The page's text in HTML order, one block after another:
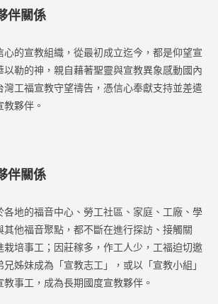
伴關係
心的宣教組織，從最初成立迄今，都是仰望宣
勒的神，親自藉著聖靈與宣教異象感動國內
工福宣教守望禱告，憑信心奉獻支持並差遣
夥伴。
伴關係
各地的福音中心、勞工社區、家庭、工廠、學
他福音聚點，都不斷在進行探訪、接觸關
栽培事工；因莊稼多，作工人少，工福迫切邀
姊妹成為「宣教志工」，或以「宣教小組」
事工，成為長期國度宣教夥伴。